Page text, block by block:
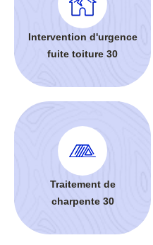
Intervention d'urgence
fuite toiture 30
Traitement de
charpente 30